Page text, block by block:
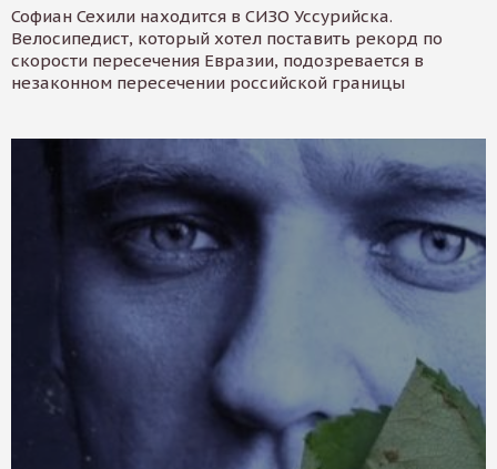
Софиан Сехили находится в СИЗО Уссурийска.
Велосипедист, который хотел поставить рекорд по
скорости пересечения Евразии, подозревается в
незаконном пересечении российской границы